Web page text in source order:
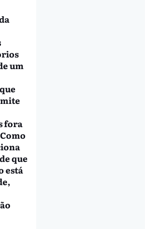
um
fora
que
está